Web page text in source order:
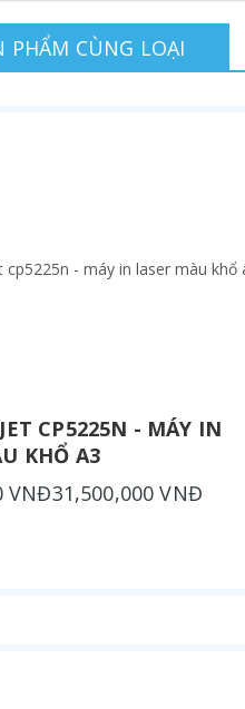
PHẨM CÙNG LOẠI
CP5225N - MÁY IN
KHỔ A3
VNĐ31,500,000 VNĐ